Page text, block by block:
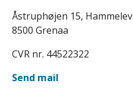
Åstruphøjen 15, Hammelev
8500 Grenaa
CVR nr. 44522322
Send mail